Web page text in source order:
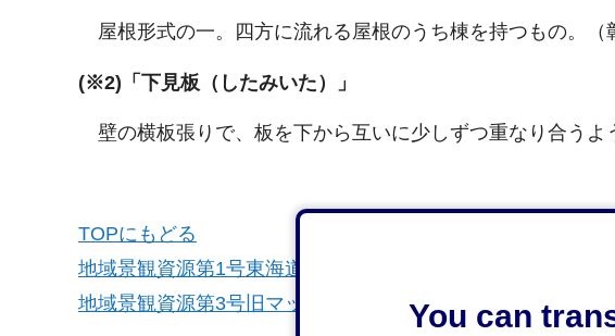
You can
屋根形式の一。四方に流れる屋根のうち棟を持つもの。（
(※2)「下見板（したみいた）」
壁の横板張りで、板を下から互いに少しずつ重なり合うよ
TOPにもどる
地域景観資源第1号東海道名主の館
地域景観資源第3号旧マッケンジー住宅